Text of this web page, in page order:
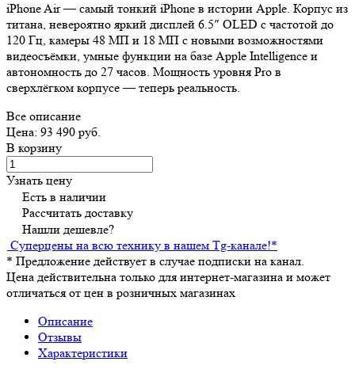
iPhone Air — самый тонкий iPhone в истории Apple. Корпус из
титана, невероятно яркий дисплей 6.5″ OLED с частотой до
120 Гц, камеры 48 МП и 18 МП с новыми возможностями
видеосъёмки, умные функции на базе Apple Intelligence и
автономность до 27 часов. Мощность уровня Pro в
сверхлёгком корпусе — теперь реальность.
Все описание
Цена: 93 490 руб.
В корзину
Узнать цену
Есть в наличии
Рассчитать доставку
Нашли дешевле?
Суперцены на всю технику в нашем Tg-канале!*
* Предложение действует в случае подписки на канал.
Цена действительна только для интернет-магазина и может
отличаться от цен в розничных магазинах
Описание
Отзывы
Характеристики